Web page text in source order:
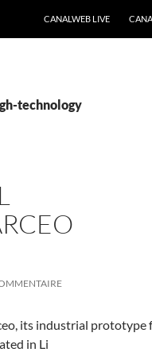
CANALWEB LIVE
technology
its industrial prototype
in Li